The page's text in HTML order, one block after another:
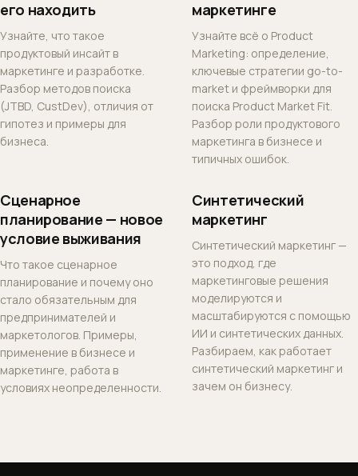
его находить
Узнайте, что такое
продуктовый инсайт в
маркетинге и разработке.
Разбор методов поиска
(JTBD, CustDev), отличия от
гипотез и примеры для
бизнеса.
маркетинге
Узнайте всё о Product
Marketing: определение,
ключевые стратегии go-to-
market и фреймворки для
поиска Product Market Fit.
Разбор роли продуктового
маркетинга в бизнесе и
типичных ошибок.
Сценарное
планирование — новое
условие выживания
Что такое сценарное
планирование и почему оно
стало обязательным для
предпринимателей и
маркетологов. Примеры,
применение в бизнесе и
маркетинге, работа в
условиях неопределенности.
Синтетический
маркетинг
Синтетический маркетинг —
это подход, где
маркетинговые решения
моделируются и
масштабируются с помощью
ИИ и синтетических данных.
Разбираем, как работает
синтетический маркетинг и
зачем он бизнесу.